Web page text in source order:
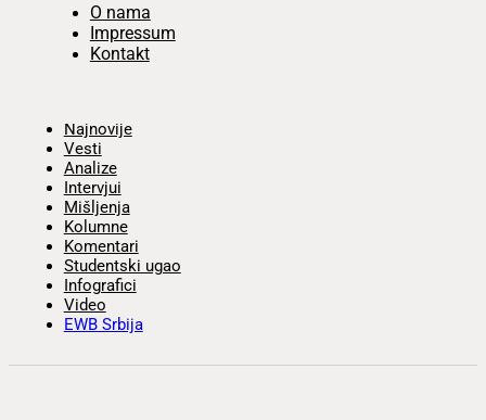
O nama
Impressum
Kontakt
Najnovije
Vesti
Analize
Intervjui
Mišljenja
Kolumne
Komentari
Studentski ugao
Infografici
Video
EWB Srbija